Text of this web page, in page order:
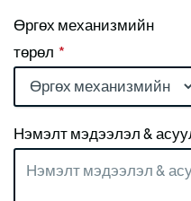
Өргөх механизмийн
төрөл *
Нэмэлт мэдээлэл &